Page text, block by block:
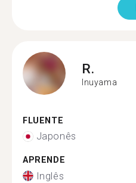
R.
Inuyama
FLUENTE
Japonês
APRENDE
Inglês